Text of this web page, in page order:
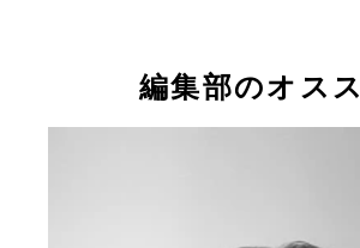
編集部のオス